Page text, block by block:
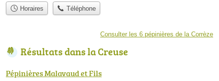
Horaires Téléphone
Consulter les 6 pépinières de la Corrèze
Résultats dans la Creuse
Pépinières Malavaud et Fils